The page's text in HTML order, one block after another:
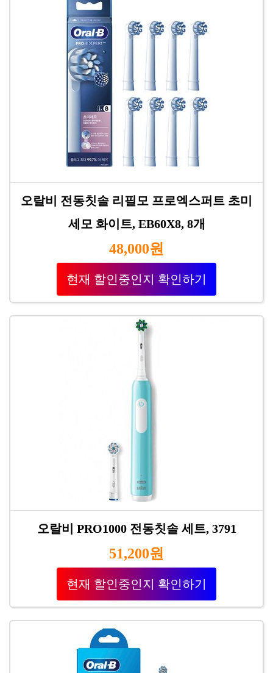
오랄비 전동칫솔 리필모 프로엑스퍼트 초미
세모 화이트, EB60X8, 8개
48,000원
현재 할인중인지 확인하기
오랄비 PRO1000 전동칫솔 세트, 3791
51,200원
현재 할인중인지 확인하기